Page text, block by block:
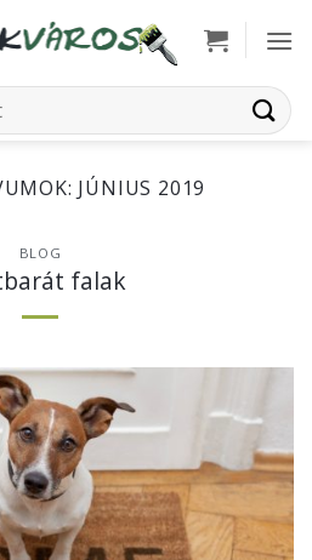
JÚNIUS 2019
BLOG
falak